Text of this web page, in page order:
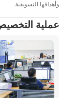
التسويقية.
التخصيص